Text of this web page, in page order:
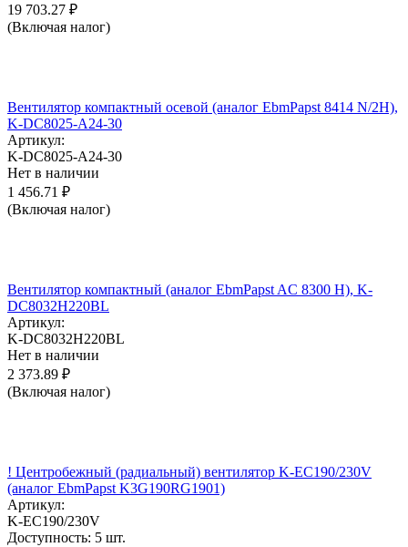
19 703.27 ₽
(Включая налог)
Вентилятор компактный осевой (аналог EbmPapst 8414 N/2H),
K-DC8025-A24-30
Артикул:
K-DC8025-A24-30
Нет в наличии
1 456.71 ₽
(Включая налог)
Вентилятор компактный (аналог EbmPapst AC 8300 H), K-
DC8032H220BL
Артикул:
K-DC8032H220BL
Нет в наличии
2 373.89 ₽
(Включая налог)
! Центробежный (радиальный) вентилятор K-EC190/230V
(аналог EbmPapst K3G190RG1901)
Артикул:
K-EC190/230V
Доступность: 5 шт.